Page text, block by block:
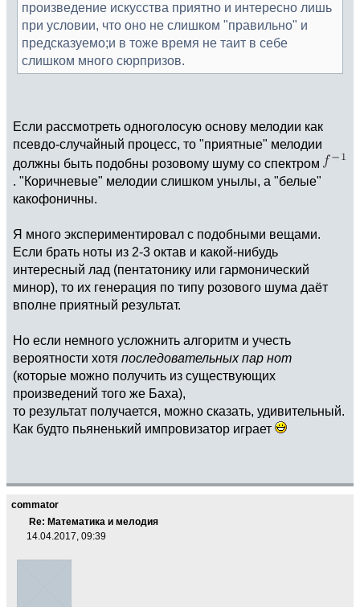
произведение искусства приятно и интересно лишь
при условии, что оно не слишком "правильно" и
предсказуемо;и в тоже время не таит в себе
слишком много сюрпризов.
Если рассмотреть одноголосую основу мелодии как
псевдо-случайный процесс, то "приятные" мелодии
должны быть подобны розовому шуму со спектром
. "Коричневые" мелодии слишком унылы, а "белые"
какофоничны.
Я много экспериментировал с подобными вещами.
Если брать ноты из 2-3 октав и какой-нибудь
интересный лад (пентатонику или гармонический
минор), то их генерация по типу розового шума даёт
вполне приятный результат.
Но если немного усложнить алгоритм и учесть
вероятности хотя последовательных пар нот
(которые можно получить из существующих
произведений того же Баха),
то результат получается, можно сказать, удивительный.
Как будто пьяненький импровизатор играет
commator
Re: Математика и мелодия
14.04.2017, 09:39